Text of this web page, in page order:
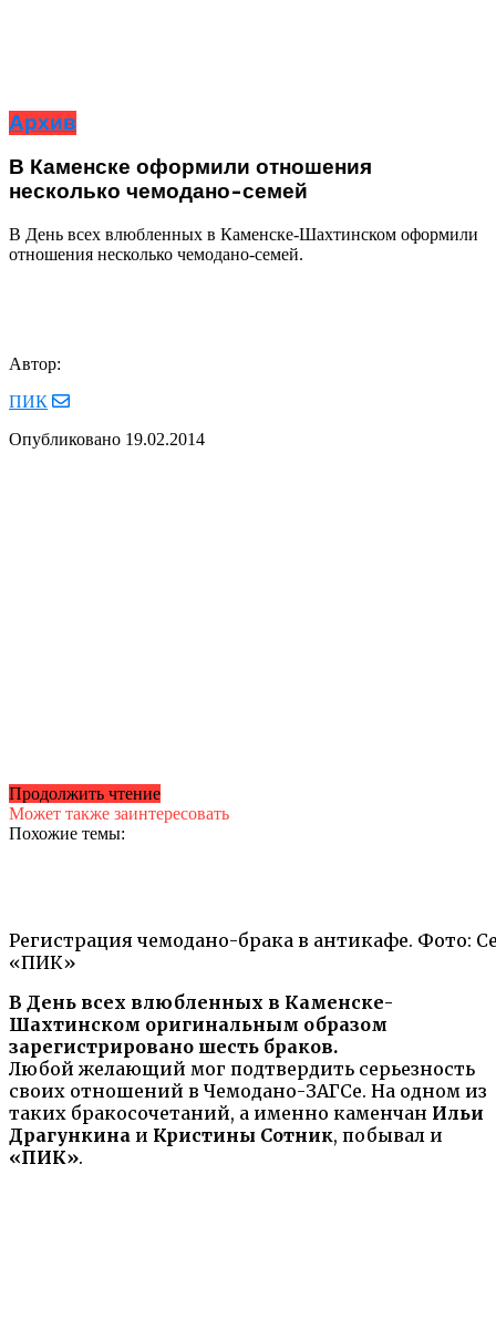
Архив
В Каменске оформили отношения
несколько чемодано-семей
В День всех влюбленных в Каменске-Шахтинском оформили
отношения несколько чемодано-семей.
Автор:
ПИК
Опубликовано 19.02.2014
Регистрация чемодано-брака в антикафе. Фото:
«ПИК»
В День всех влюбленных в Каменске-
Шахтинском оригинальным образом
зарегистрировано шесть браков.
Любой желающий мог подтвердить серьезность
своих отношений в Чемодано-ЗАГСе. На одном из
таких бракосочетаний, а именно каменчан Ильи
Драгункина и Кристины Сотник, побывал и
«ПИК».
Продолжить чтение
Может также заинтересовать
Похожие темы: